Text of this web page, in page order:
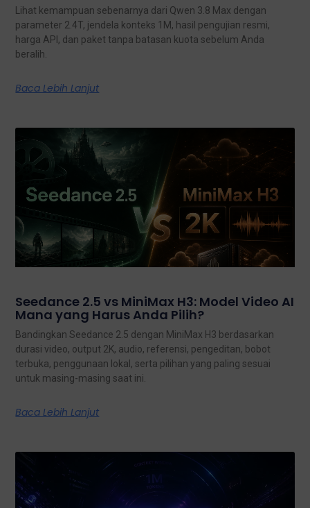
Lihat kemampuan sebenarnya dari Qwen 3.8 Max dengan
parameter 2.4T, jendela konteks 1M, hasil pengujian resmi,
harga API, dan paket tanpa batasan kuota sebelum Anda
beralih.
Baca Lebih Lanjut
Seedance 2.5 vs MiniMax H3: Model Video AI
Mana yang Harus Anda Pilih?
Bandingkan Seedance 2.5 dengan MiniMax H3 berdasarkan
durasi video, output 2K, audio, referensi, pengeditan, bobot
terbuka, penggunaan lokal, serta pilihan yang paling sesuai
untuk masing-masing saat ini.
Baca Lebih Lanjut